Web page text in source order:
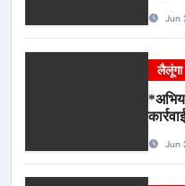
स्वरJun
लैलूंगा
Jun